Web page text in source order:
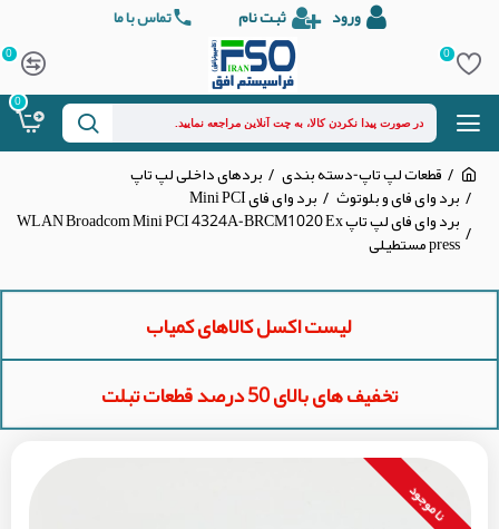
ورود ثبت نام تماس با ما
0
0
0
قطعات لپ تاپ-دسته بندی بردهای داخلی لپ تاپ
برد وای فای و بلوتوث برد وای فای Mini PCI
برد وای فای لپ تاپ WLAN Broadcom Mini PCI 4324A-BRCM1020 Ex
press مستطیلی
لیست اکسل کالاهای کمیاب
تخفیف های بالای 50 درصد قطعات تبلت
نا موجود